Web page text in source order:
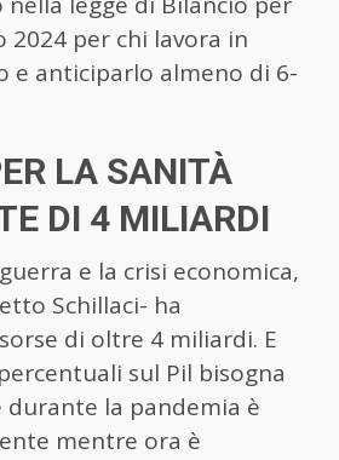
2024 per chi lavora in
e anticiparlo almeno di 6-
LA SANITÀ
DI 4 MILIARDI
e la crisi economica,
Schillaci- ha
di oltre 4 miliardi. E
sul Pil bisogna
durante la pandemia è
mentre ora è